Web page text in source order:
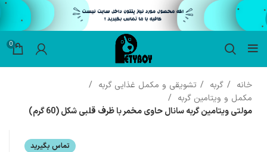
0
خانه گربه
تشویقی و مکمل غذایی گربه
مکمل و ویتامین گربه
مولتی ویتامین گربه سانال حاوی مخمر با ظرف قلبی شکل (60 گرم)
تماس بگیرید